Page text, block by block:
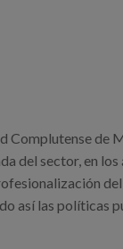
Complutense de
del sector, en
así las políticas